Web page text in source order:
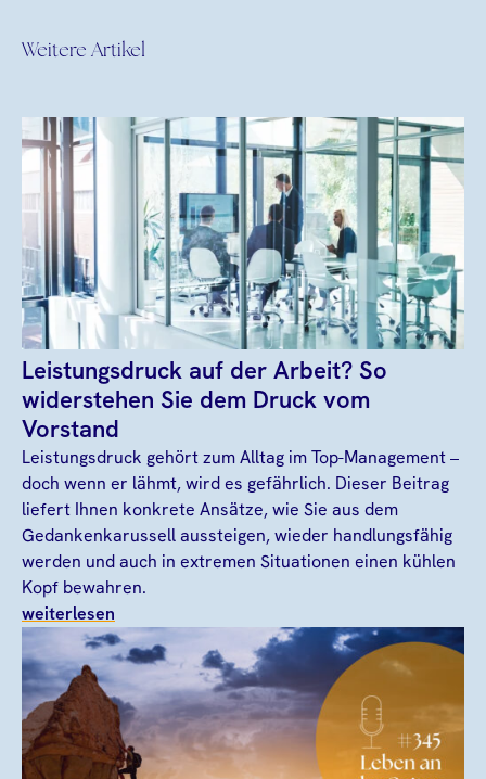
Weitere Artikel
Leistungsdruck auf der Arbeit? So
widerstehen Sie dem Druck vom
Vorstand
Leistungsdruck gehört zum Alltag im Top-Management –
doch wenn er lähmt, wird es gefährlich. Dieser Beitrag
liefert Ihnen konkrete Ansätze, wie Sie aus dem
Gedankenkarussell aussteigen, wieder handlungsfähig
werden und auch in extremen Situationen einen kühlen
Kopf bewahren.
weiterlesen